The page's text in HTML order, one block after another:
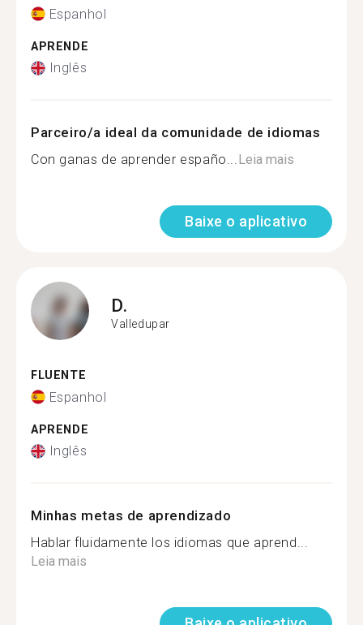
Espanhol
APRENDE
Inglês
Parceiro/a ideal da comunidade de idiomas
Con ganas de aprender españo...Leia mais
Baixe o aplicativo
D.
Valledupar
FLUENTE
Espanhol
APRENDE
Inglês
Minhas metas de aprendizado
Hablar fluidamente los idiomas que aprend...
Leia mais